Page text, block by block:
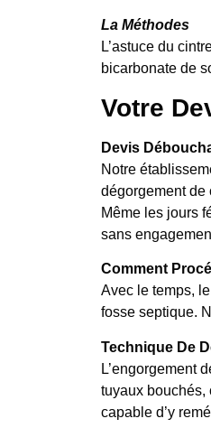
La Méthodes
L’astuce du
bicarbonate de
Votre
Devis
Notre
dégorgement de
Même les jours
sans
Comment
Avec le temps,
fosse septique.
Technique De
L’engorgement
tuyaux bouchés,
capable d’y